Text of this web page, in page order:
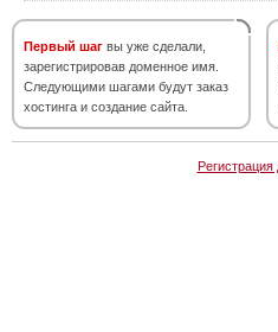
Первый шаг вы уже сделали,
зарегистрировав доменное имя.
Следующими шагами будут заказ
хостинга и создание сайта.